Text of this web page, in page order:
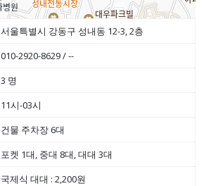
서울특별시 강동구 성내동 12-3, 2층
010-2920-8629 / --
3 명
11시-03시
건물 주차장 6대
포켓 1대, 중대 8대, 대대 3대
국제식 대대 : 2,200원